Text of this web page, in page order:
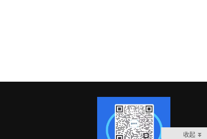
收起